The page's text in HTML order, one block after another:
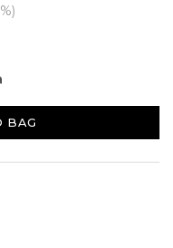
%)
BAG